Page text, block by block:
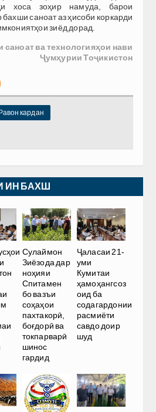
хоса зоҳир намуда, барои
саноат аз ҳисоби коркарди
зиёд дорад.
саноат ва технологияҳои нави
Ҷумҳурии Тоҷикистон
Равон кардан
ИН БАХШ
Сулаймон
Зиёзода дар
ноҳияи
Спитамен
бо вазъи
соҳаҳои
пахтакорӣ,
боғдорӣ ва
токпарварӣ
шинос
гардид
Ҷаласаи 21-
уми
Кумитаи
ҳамоҳангсоз
оид ба
содагардонии
расмиёти
савдо доир
шуд